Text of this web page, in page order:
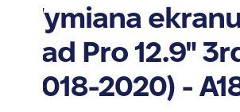
Wymiana
iPad Pro 12.9"
(2018-2020) -